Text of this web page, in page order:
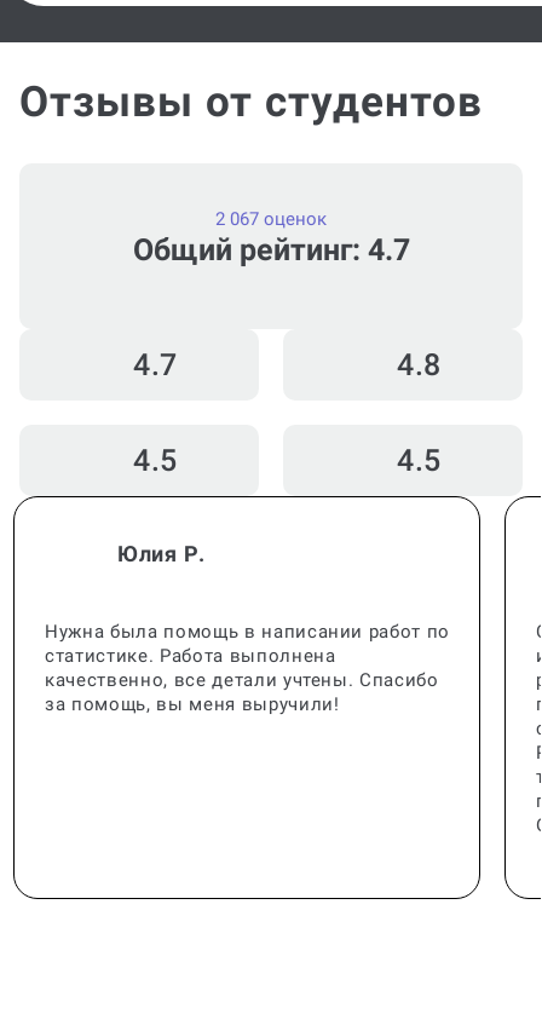
Отзывы от студентов
Общий рейтинг: 4.7
2 067 оценок
4.7 4.8
4.5 4.5
Юлия Р.
Нужна была помощь в написании работ по
статистике. Работа выполнена
качественно, все детали учтены. Спасибо
за помощь, вы меня выручили!